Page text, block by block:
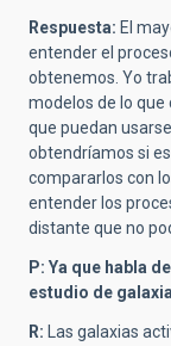
Respuesta: El
entender el
obtenemos. Yo
modelos de lo que
que puedan
obtendríamos si
compararlos con
entender los
distante que no
P: Ya que habla
estudio de
R: Las galaxias